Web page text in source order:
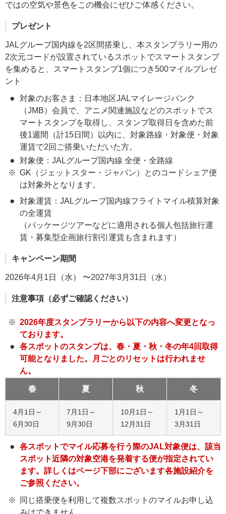
ではの空気や景色をこの機会にぜひご体感ください。
プレゼント
JALグループ国内線を2区間搭乗し、本スタンプラリー用の
2次元コードが設置されているスポットでスマートスタンプ
を集めると、スマートスタンプ1個につき500マイルプレゼ
ント
対象のお客さま：日本地区JALマイレージバンク
（JMB）会員で、アニメ関連施設などのスポットでス
マートスタンプを取得し、スタンプ取得日を含めた前
後1週間（計15日間）以内に、対象路線・対象便・対象
運賃で2回ご搭乗いただいた方。
対象便：JALグループ国内線 全便・全路線
GK（ジェットスター・ジャパン）とのコードシェア便
は対象外となります。
対象運賃：JALグループ国内線フライトマイル積算対象
の全運賃
（パッケージツアーなどに適用される個人包括旅行運
賃・募集型企画旅行割引運賃も含まれます）
キャンペーン期間
2026年4月1日（水） 〜2027年3月31日（水）
注意事項（必ずご確認ください）
2026年度スタンプラリーから以下の内容へ変更となっ
ております。
各スポットのスタンプは、春・夏・秋・冬の年4回取得
可能となりました。月ごとのリセットは行われませ
ん。
春 夏 秋 冬
4月1日～
6月30日
7月1日～
9月30日
10月1日～
12月31日
1月1日～
3月31日
各スポットでマイル応募を行う際のJAL対象便は、該当
スポット近隣の対象空港を発着する便が指定されてい
ます。詳しくはページ下部にございます各施設紹介を
ご参照ください。
同じ搭乗便を利用して複数スポットのマイルお申し込